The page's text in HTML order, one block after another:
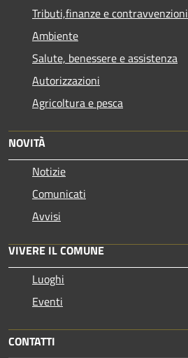
Tributi,finanze e contravvenzioni
Ambiente
Salute, benessere e assistenza
Autorizzazioni
Agricoltura e pesca
NOVITÀ
Notizie
Comunicati
Avvisi
VIVERE IL COMUNE
Luoghi
Eventi
CONTATTI